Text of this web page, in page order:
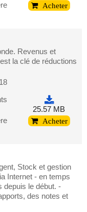
Acheter
Revenus et
la clé de réductions
25.57 MB
Acheter
Stock et gestion
Internet - en temps
depuis le début. -
des notes et